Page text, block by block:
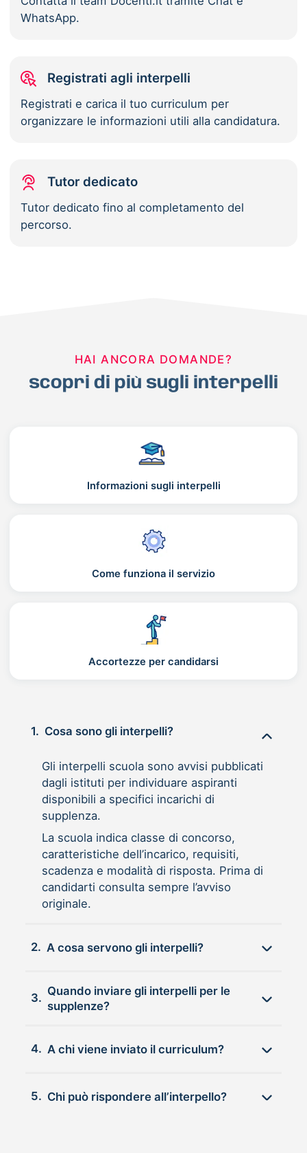
WhatsApp.
Registrati agli interpelli
Registrati e carica il tuo curriculum per
organizzare le informazioni utili alla candidatura.
Tutor dedicato
Tutor dedicato fino al completamento del
percorso.
HAI ANCORA DOMANDE?
scopri di più sugli interpelli
Informazioni sugli interpelli
Come funziona il servizio
Accortezze per candidarsi
1. Cosa sono gli interpelli?
Gli interpelli scuola sono avvisi pubblicati
dagli istituti per individuare aspiranti
disponibili a specifici incarichi di
supplenza.
La scuola indica classe di concorso,
caratteristiche dell’incarico, requisiti,
scadenza e modalità di risposta. Prima di
candidarti consulta sempre l’avviso
originale.
2. A cosa servono gli interpelli?
3.
Quando inviare gli interpelli per le
supplenze?
4. A chi viene inviato il curriculum?
5. Chi può rispondere all’interpello?